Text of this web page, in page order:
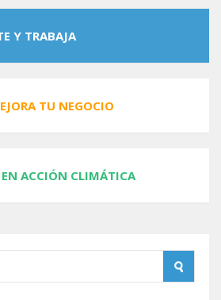
Y TRABAJA
TU NEGOCIO
ACCIÓN CLIMÁTICA